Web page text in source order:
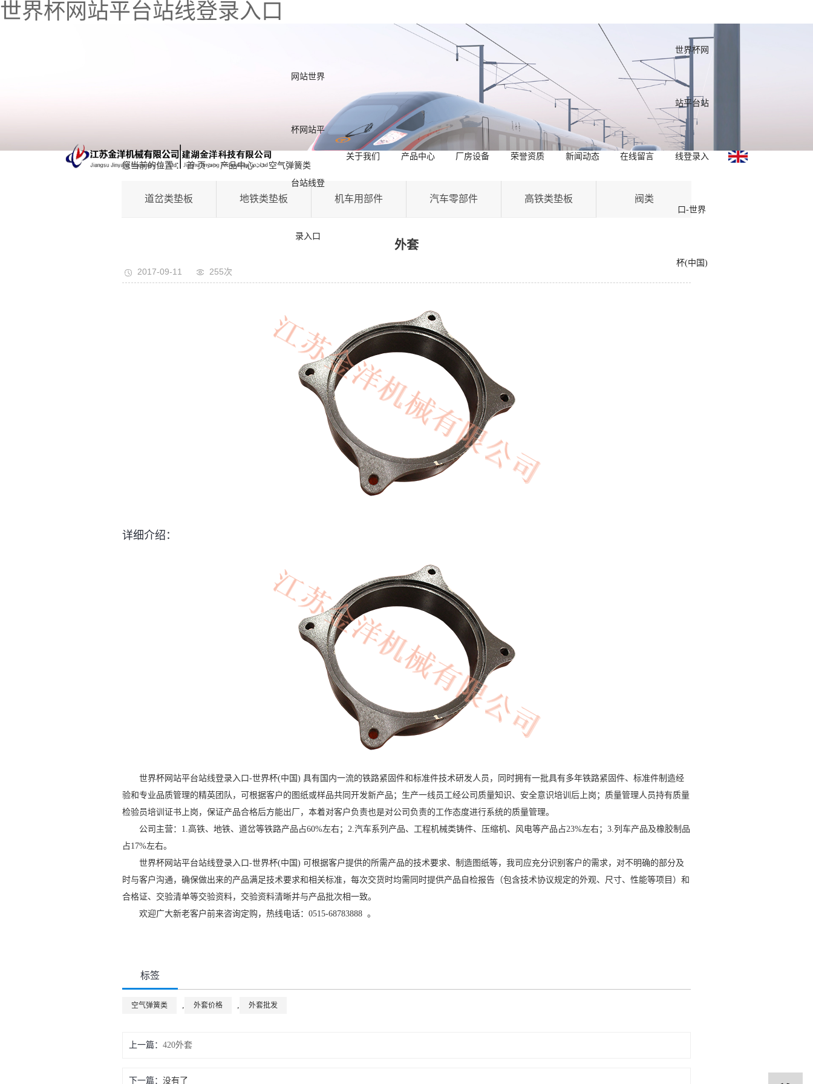
世界杯网站平台站线登录入口
网站世界
杯网站平
台站线登
录入口
关于我们 产品中心 厂房设备 荣誉资质 新闻动态 在线留言
世界杯网
站平台站
线登录入
口-世界
杯(中国)
您当前的位置 ：首 页>>产品中心>>空气弹簧类
道岔类垫板 地铁类垫板 机车用部件 汽车零部件 高铁类垫板 阀类
外套
2017-09-11 255次
详细介绍：
世界杯网站平台站线登录入口-世界杯(中国) 具有国内一流的铁路紧固件和标准件技术研发人员，同时拥有一批具有多年铁路紧固件、标准件制造经
验和专业品质管理的精英团队，可根据客户的图纸或样品共同开发新产品；生产一线员工经公司质量知识、安全意识培训后上岗；质量管理人员持有质量
检验员培训证书上岗，保证产品合格后方能出厂，本着对客户负责也是对公司负责的工作态度进行系统的质量管理。
公司主营：1.高铁、地铁、道岔等铁路产品占60%左右；2.汽车系列产品、工程机械类铸件、压缩机、风电等产品占23%左右；3.列车产品及橡胶制品
占17%左右。
世界杯网站平台站线登录入口-世界杯(中国) 可根据客户提供的所需产品的技术要求、制造图纸等，我司应充分识别客户的需求，对不明确的部分及
时与客户沟通，确保做出来的产品满足技术要求和相关标准，每次交货时均需同时提供产品自检报告（包含技术协议规定的外观、尺寸、性能等项目）和
合格证、交验清单等交验资料，交验资料清晰并与产品批次相一致。
欢迎广大新老客户前来咨询定购，热线电话：0515-68783888 。
标签
空气弹簧类 , 外套价格 , 外套批发
上一篇： 420外套
下一篇： 没有了